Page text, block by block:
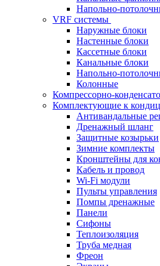
Напольно-
VRF системы
Наружные блоки
Настенные блоки
Кассетные блоки
Канальные блоки
Напольно-
Колонные
Компрессорно-
Комплектующие к
Антивандальные
Дренажный шланг
Защитные козырьки
Зимние комплекты
Кронштейны для
Кабель и провод
Wi-Fi модули
Пульты управления
Помпы дренажные
Панели
Сифоны
Теплоизоляция
Труба медная
Фреон